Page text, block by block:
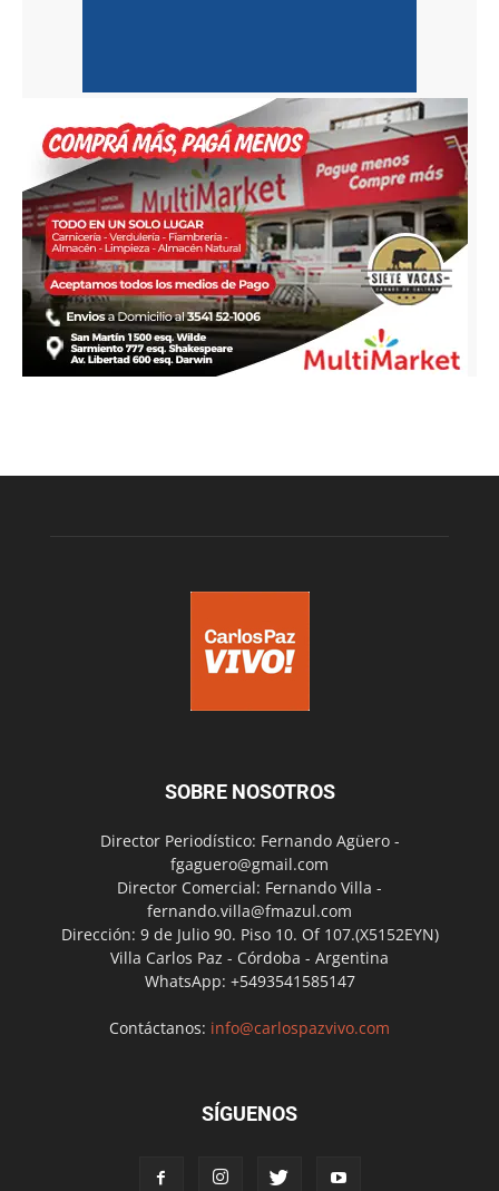
SOBRE NOSOTROS
Director Periodístico: Fernando Agüero -
fgaguero@gmail.com
Director Comercial: Fernando Villa -
fernando.villa@fmazul.com
Dirección: 9 de Julio 90. Piso 10. Of 107.(X5152EYN)
Villa Carlos Paz - Córdoba - Argentina
WhatsApp: +5493541585147
Contáctanos: info@carlospazvivo.com
SÍGUENOS